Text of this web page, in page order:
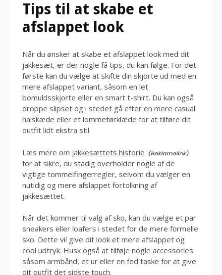
Tips til at skabe et
afslappet look
Når du ønsker at skabe et afslappet look med dit
jakkesæt, er der nogle få tips, du kan følge. For det
første kan du vælge at skifte din skjorte ud med en
mere afslappet variant, såsom en let
bomuldsskjorte eller en smart t-shirt. Du kan også
droppe slipset og i stedet gå efter en mere casual
halskæde eller et lommetørklæde for at tilføre dit
outfit lidt ekstra stil.
Læs mere om jakkesættets historie
for at sikre, du stadig overholder nogle af de
vigtige tommelfingerregler, selvom du vælger en
nutidig og mere afslappet fortolkning af
jakkesættet.
Når det kommer til valg af sko, kan du vælge et par
sneakers eller loafers i stedet for de mere formelle
sko. Dette vil give dit look et mere afslappet og
cool udtryk. Husk også at tilføje nogle accessories
såsom armbånd, et ur eller en fed taske for at give
dit outfit det sidste touch.